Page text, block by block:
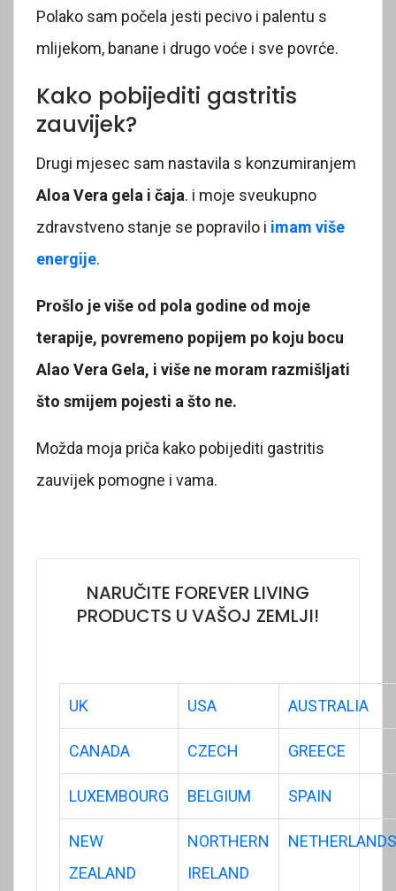
Polako sam počela jesti pecivo i palentu s
mlijekom, banane i drugo voće i sve povrće.
Kako pobijediti gastritis
zauvijek?
Drugi mjesec sam nastavila s konzumiranjem
Aloa Vera gela i čaja. i moje sveukupno
zdravstveno stanje se popravilo i imam više
energije.
Prošlo je više od pola godine od moje
terapije, povremeno popijem po koju bocu
Alao Vera Gela, i više ne moram razmišljati
što smijem pojesti a što ne.
Možda moja priča kako pobijediti gastritis
zauvijek pomogne i vama.
NARUČITE FOREVER LIVING
PRODUCTS U VAŠOJ ZEMLJI!
UK USA AUSTRALIA
CANADA CZECH GREECE
LUXEMBOURG BELGIUM SPAIN
NEW
ZEALAND
NORTHERN
IRELAND
NETHERLANDS